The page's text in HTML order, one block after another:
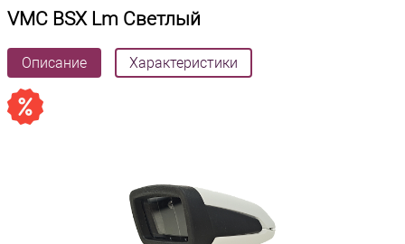
VMC BSX Lm Светлый
Описание Характеристики